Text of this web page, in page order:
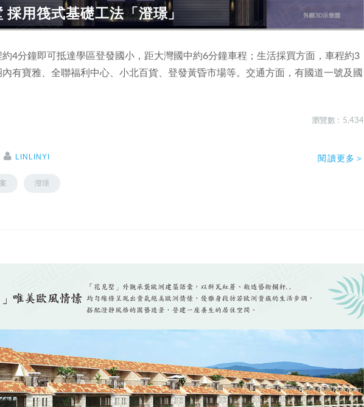
採用筏式基礎工法「澄璟」
約4分鐘即可抵達學區登發國小，距大灣國中約6分鐘車程；生活採買方面，車程約3
有寶雅、全聯福利中心、小北百貨、登發黃昏市場等。交通方面，有國道一號及國
瀏覽數 : 5,434
LINLINYI
澄璟
閱讀更多＞